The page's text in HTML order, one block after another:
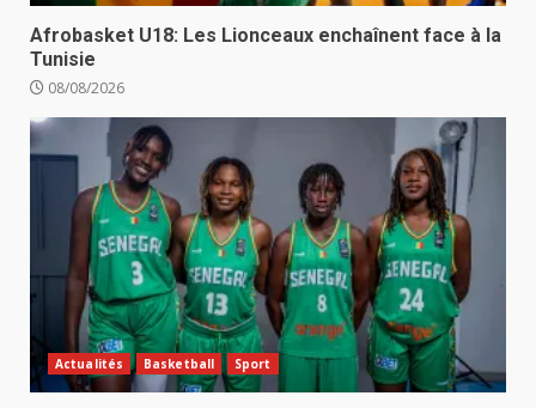
Afrobasket U18: Les Lionceaux enchaînent face à la
Tunisie
08/08/2026
Actualités Basketball Sport